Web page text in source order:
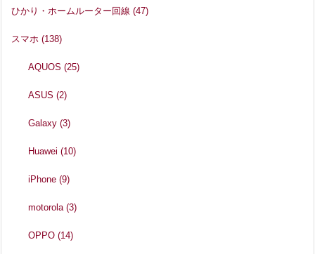
ひかり・ホームルーター回線 (47)
スマホ (138)
AQUOS(25)
ASUS(2)
Galaxy(3)
Huawei(10)
iPhone(9)
motorola(3)
OPPO(14)